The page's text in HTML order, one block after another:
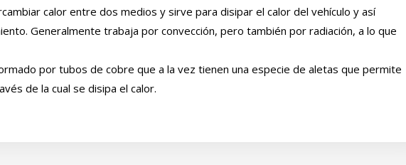
calor entre dos medios y sirve para disipar el calor del vehículo y así
Generalmente trabaja por convección, pero también por radiación, a lo que
por tubos de cobre que a la vez tienen una especie de aletas que permite
de la cual se disipa el calor.